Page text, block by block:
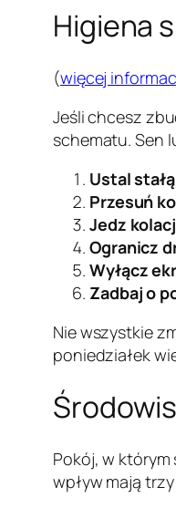
Higiena
(więcej
Jeśli chcesz
schematu. Sen
Ustal
Przesuń
Jedz
Ogranicz
Wyłącz
Zadbaj o
Nie wszystkie
poniedziałek
Pokój, w którym
wpływ mają